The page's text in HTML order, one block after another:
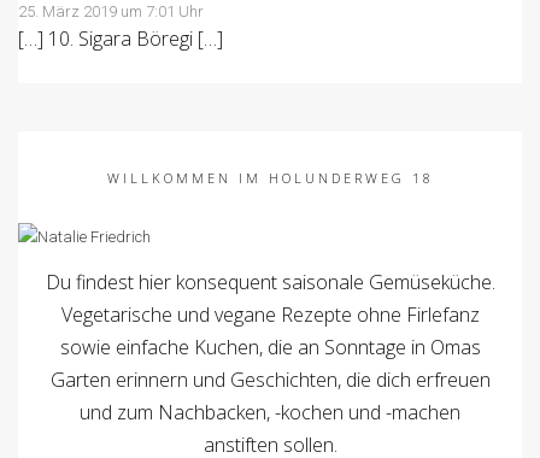
25. März 2019 um 7:01 Uhr
[…] 10. Sigara Böregi […]
WILLKOMMEN IM HOLUNDERWEG 18
Du findest hier konsequent saisonale Gemüseküche.
Vegetarische und vegane Rezepte ohne Firlefanz
sowie einfache Kuchen, die an Sonntage in Omas
Garten erinnern und Geschichten, die dich erfreuen
und zum Nachbacken, -kochen und -machen
anstiften sollen.